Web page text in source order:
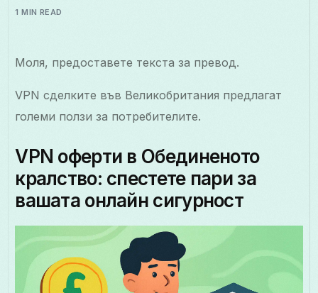
Български
1 MIN READ
Моля, предоставете текста за превод.
VPN сделките във Великобритания предлагат
големи ползи за потребителите.
VPN оферти в Обединеното
кралство: спестете пари за
вашата онлайн сигурност